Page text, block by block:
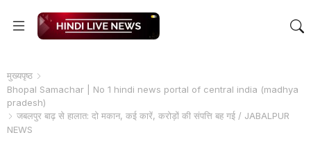
मुख्यपृष्ठ
Bhopal Samachar | No 1 hindi news portal of central india (madhya
pradesh)
जबलपुर बाढ़ से हालात: दो मकान, कई कारें, करोड़ों की संपत्ति बह गई / JABALPUR
NEWS